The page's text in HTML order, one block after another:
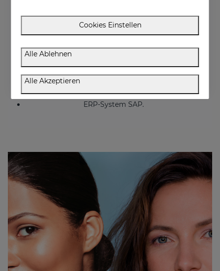
Herstellungspraxis.
ISO 13485 Medizinische Geräte.
regulatorische Zwecke (Mediderma).
Manufacturing Execution System (MES), Echtzeit-
Zeitmanagement-System.
ERP-System SAP.
Cookies Einstellen
Alle Ablehnen
Alle Akzeptieren